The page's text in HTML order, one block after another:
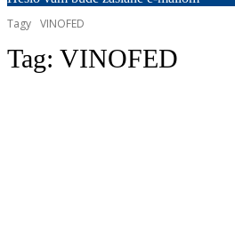
Tagy VINOFED
Tag: VINOFED